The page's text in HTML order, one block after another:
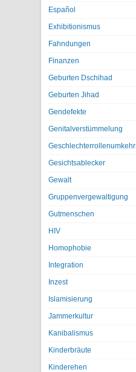
Español
Exhibitionismus
Fahndungen
Finanzen
Geburten Dschihad
Geburten Jihad
Gendefekte
Genitalverstümmelung
Geschlechterrollenumkehr
Gesichtsablecker
Gewalt
Gruppenvergewaltigung
Gutmenschen
HIV
Homophobie
Integration
Inzest
Islamisierung
Jammerkultur
Kanibalismus
Kinderbräute
Kinderehen